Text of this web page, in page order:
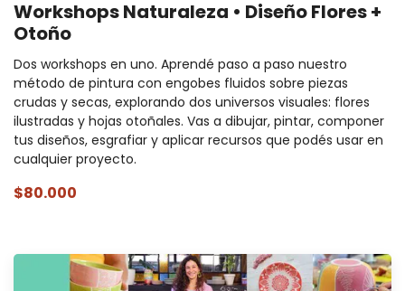
Workshops Naturaleza • Diseño Flores +
Otoño
Dos workshops en uno. Aprendé paso a paso nuestro
método de pintura con engobes fluidos sobre piezas
crudas y secas, explorando dos universos visuales: flores
ilustradas y hojas otoñales. Vas a dibujar, pintar, componer
tus diseños, esgrafiar y aplicar recursos que podés usar en
cualquier proyecto.
$80.000